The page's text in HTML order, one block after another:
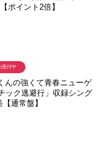
ポイント2倍】
んの強くて青春ニューゲ
ック逃避行」収録シング
通常盤】
受付中